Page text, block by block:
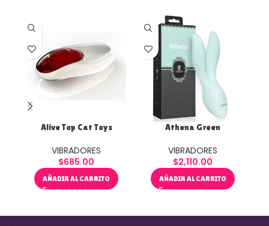
Alive Top Cat Toys
VIBRADORES
$685.00
AÑADIR AL CARRITO
Athena Green
VIBRADORES
$2,110.00
AÑADIR AL CARRITO